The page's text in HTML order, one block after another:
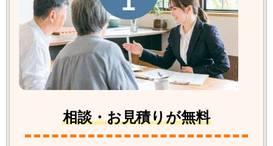
相談・お見積りが無料